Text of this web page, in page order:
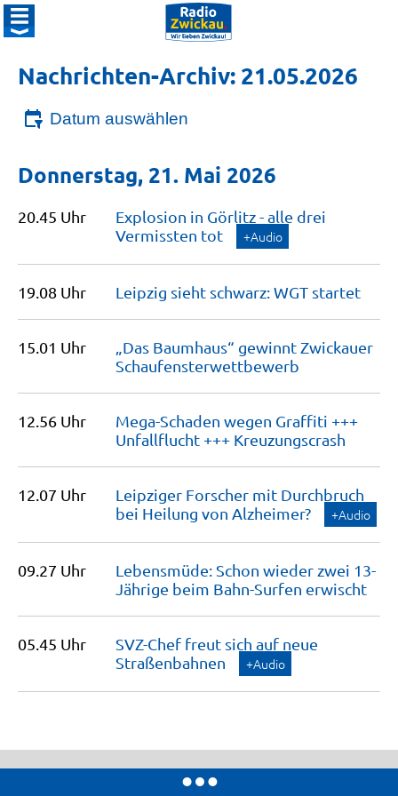
Nachrichten-Archiv: 21.05.2026
Datum auswählen
Donnerstag, 21. Mai 2026
20.45 Uhr
Explosion in Görlitz - alle drei
Vermissten tot +Audio
19.08 Uhr Leipzig sieht schwarz: WGT startet
15.01 Uhr
„Das Baumhaus“ gewinnt Zwickauer
Schaufensterwettbewerb
12.56 Uhr
Mega-Schaden wegen Graffiti +++
Unfallflucht +++ Kreuzungscrash
12.07 Uhr
Leipziger Forscher mit Durchbruch
bei Heilung von Alzheimer? +Audio
09.27 Uhr
Lebensmüde: Schon wieder zwei 13-
Jährige beim Bahn-Surfen erwischt
05.45 Uhr
SVZ-Chef freut sich auf neue
Straßenbahnen
+Audio